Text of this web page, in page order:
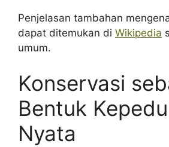
Penjelasan tambahan
dapat ditemukan di Wikipedia
umum.
Konservasi
Bentuk
Nyata